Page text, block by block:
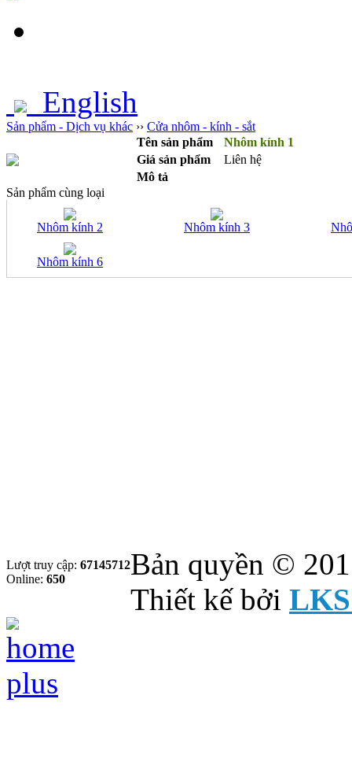
English
Sản phẩm - Dịch vụ khác ›› Cửa nhôm - kính - sắt
Tên sản phẩm
Nhôm kính 1
Giá sản phẩm
Liên hệ
Mô tả
Sản phẩm cùng loại
Nhôm kính 2 Nhôm kính 3
Nhôm kính 6
Lượt truy cập: 67145712
Online: 650
Bản quyền ©
Thiết kế bởi